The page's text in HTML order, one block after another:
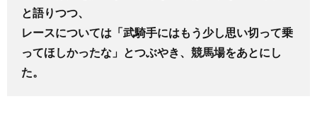
と語りつつ、
レースについては「武騎手にはもう少し思い切って乗
ってほしかったな」とつぶやき、競馬場をあとにし
た。